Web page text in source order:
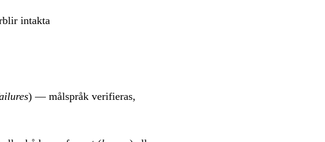
intakta
) — målspråk verifieras,